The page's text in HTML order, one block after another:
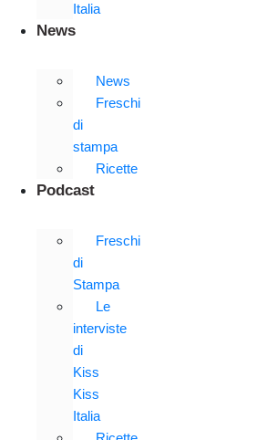
Italia
News
News
Freschi
di
stampa
Ricette
Podcast
Freschi
di
Stampa
Le
interviste
di
Kiss
Kiss
Italia